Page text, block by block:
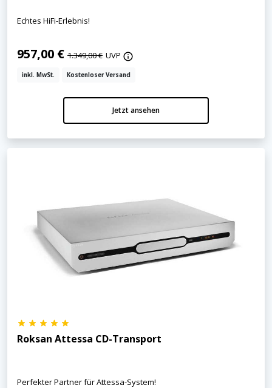
Echtes HiFi-Erlebnis!
957,00 € 1.349,00 € UVP
inkl. MwSt. Kostenloser Versand
Jetzt ansehen
Roksan Attessa CD-Transport
Perfekter Partner für Attessa-System!